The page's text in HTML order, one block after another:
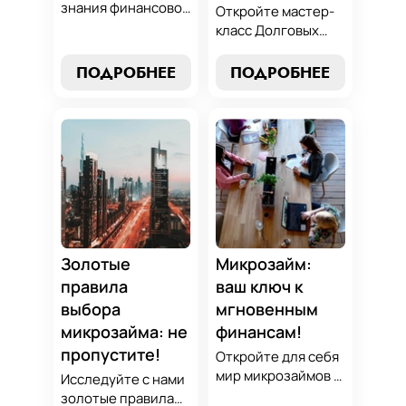
знания финансовой
превращать
обязательства по
золотые
возможности.
Погрузитесь в мир
умного управления
долгами с нашим
практическим
руководством.
ПОДРОБНЕЕ
Откройте мастер-
класс Долговых
погашению
финансового
равновесия.
Узнайте, как
управлять долгами
и достичь
финансовой
гармонии, следуя
нашим
проверенным
стратегиям.
ПОДРОБНЕЕ
Золотые
правила
выбора
микрозайма: не
пропустите!
Исследуйте с нами
золотые правила
Микрозайм:
ваш ключ к
мгновенным
финансам!
Откройте для себя
мир микрозаймов с